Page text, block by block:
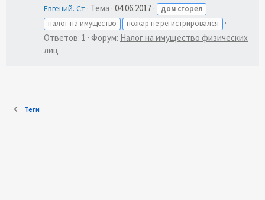
Евгений. Ст Тема 04.06.2017 дом сгорел
налог на имущество
пожар не регистрировался
Ответов: 1 Форум: Налог на имущество физических
лиц
Теги